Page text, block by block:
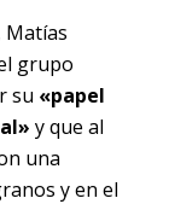
Matías
grupo
su «papel
y que al
una
y en el